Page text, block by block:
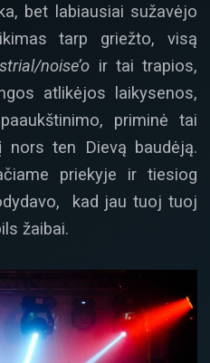
bet labiausiai sužavėjo
tarp griežto, visą
noise’o ir tai trapios,
atlikėjos laikysenos,
priminė tai
nors ten Dievą baudėją.
priekyje ir tiesiog
kad jau tuoj tuoj
žaibai.